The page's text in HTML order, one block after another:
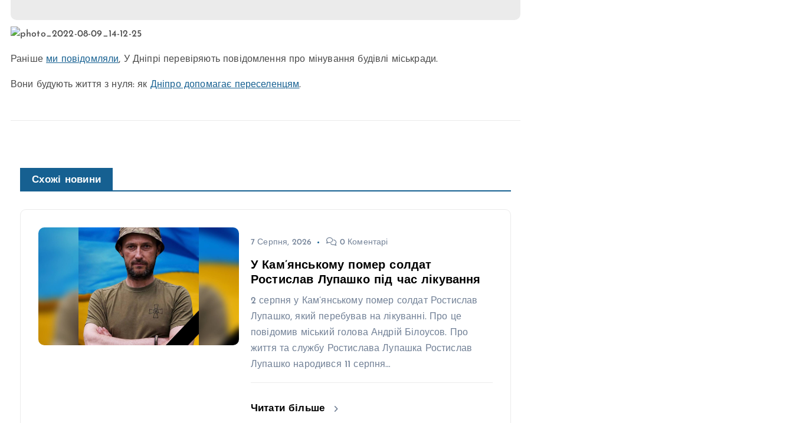
Раніше ми повідомляли, У Дніпрі перевіряють повідомлення про мінування будівлі міськради.
Вони будують життя з нуля: як Дніпро допомагає переселенцям.
Схожі новини
7 Серпня, 2026 0 Коментарі
У Кам’янському помер солдат
Ростислав Лупашко під час лікування
2 серпня у Кам’янському помер солдат Ростислав
Лупашко, який перебував на лікуванні. Про це
повідомив міський голова Андрій Білоусов. Про
життя та службу Ростислава Лупашка Ростислав
Лупашко народився 11 серпня…
Читати більше